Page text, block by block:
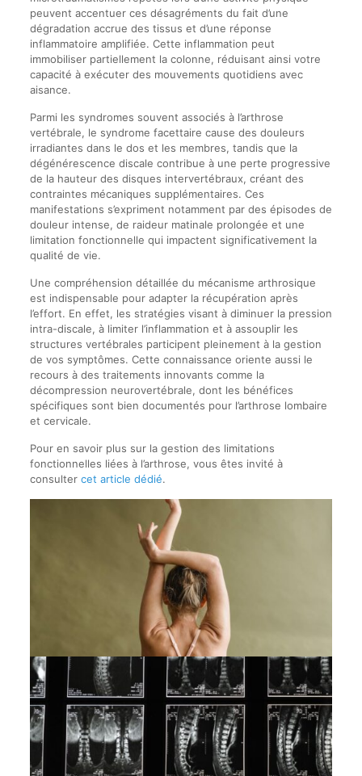
peuvent accentuer ces désagréments du fait d’une
dégradation accrue des tissus et d’une réponse
inflammatoire amplifiée. Cette inflammation peut
immobiliser partiellement la colonne, réduisant ainsi votre
capacité à exécuter des mouvements quotidiens avec
aisance.
Parmi les syndromes souvent associés à l’arthrose
vertébrale, le syndrome facettaire cause des douleurs
irradiantes dans le dos et les membres, tandis que la
dégénérescence discale contribue à une perte progressive
de la hauteur des disques intervertébraux, créant des
contraintes mécaniques supplémentaires. Ces
manifestations s’expriment notamment par des épisodes de
douleur intense, de raideur matinale prolongée et une
limitation fonctionnelle qui impactent significativement la
qualité de vie.
Une compréhension détaillée du mécanisme arthrosique
est indispensable pour adapter la récupération après
l’effort. En effet, les stratégies visant à diminuer la pression
intra-discale, à limiter l’inflammation et à assouplir les
structures vertébrales participent pleinement à la gestion
de vos symptômes. Cette connaissance oriente aussi le
recours à des traitements innovants comme la
décompression neurovertébrale, dont les bénéfices
spécifiques sont bien documentés pour l’arthrose lombaire
et cervicale.
Pour en savoir plus sur la gestion des limitations
fonctionnelles liées à l’arthrose, vous êtes invité à
consulter cet article dédié.